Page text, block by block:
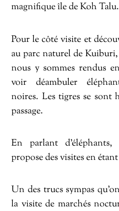
magnifique île de Koh Talu.
Pour le côté visite et
au parc naturel de
nous y sommes rendus
voir déambuler
noires. Les tigres se sont
passage.
En parlant
propose des visites en
Un des trucs sympas
la visite de marchés